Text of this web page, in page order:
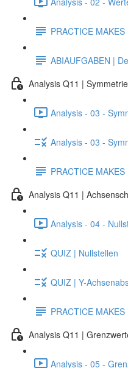
PRACTICE
ABIAUFGABEN |
Analysis Q11 | Symmetrie
Analysis - 03 -
Analysis - 03 -
PRACTICE
Analysis Q11 |
Analysis - 04 -
QUIZ | Nullstellen
QUIZ | Y-
PRACTICE
Analysis Q11 |
Analysis - 05 -